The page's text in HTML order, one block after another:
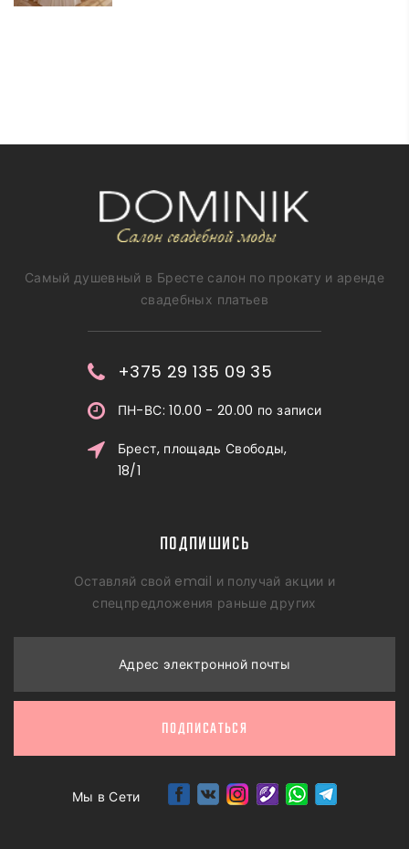
Самый душевный в Бресте салон по прокату и аренде
свадебных платьев
+375 29 135 09 35
ПН-ВС: 10.00 - 20.00 по записи
Брест, площадь Свободы,
18/1
ПОДПИШИСЬ
Оставляй свой email и получай акции и
спецпредложения раньше других
Адрес электронной почты
ПОДПИСАТЬСЯ
Мы в Сети